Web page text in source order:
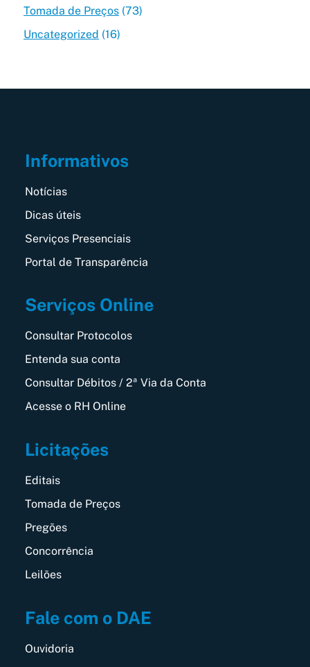
Tomada de Preços(73)
Uncategorized (16)
Informativos
Notícias
Dicas úteis
Serviços Presenciais
Portal de Transparência
Serviços Online
Consultar Protocolos
Entenda sua conta
Consultar Débitos / 2ª Via da Conta
Acesse o RH Online
Licitações
Editais
Tomada de Preços
Pregões
Concorrência
Leilões
Fale com o DAE
Ouvidoria